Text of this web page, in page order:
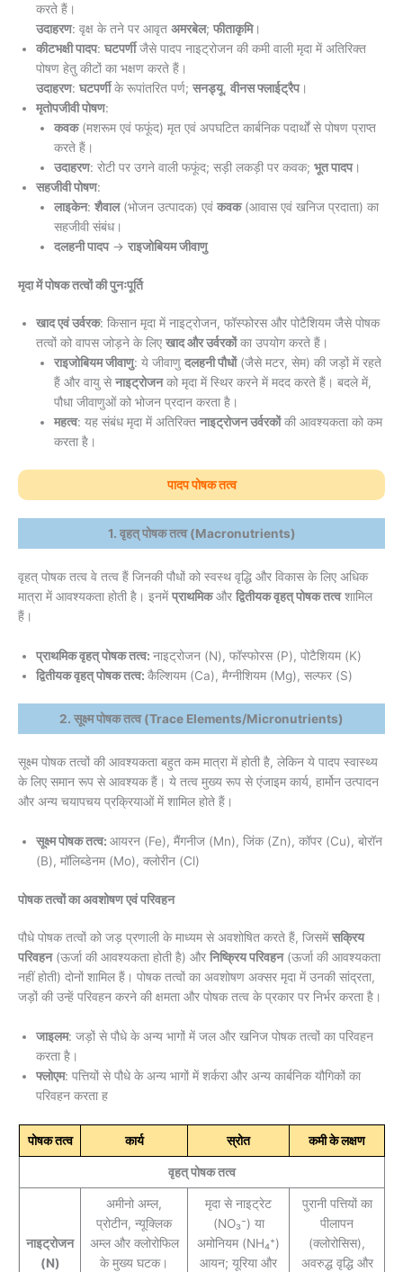
करते हैं।
उदाहरण: वृक्ष के तने पर आवृत अमरबेल; फीताकृमि।
कीटभक्षी पादप: घटपर्णीजैसे पादप नाइट्रोजन की कमी वाली मृदा में अतिरिक्त
पोषण हेतु कीटों का भक्षण करते हैं।
उदाहरण: घटपर्णीके रूपांतरित पर्ण; सनड्यू, वीनस फ्लाईट्रैप।
मृतोपजीवी पोषण:
कवक(मशरूम एवं फफूंद) मृत एवं अपघटित कार्बनिक पदार्थों से पोषण प्राप्त
करते हैं।
उदाहरण: रोटी पर उगने वाली फफूंद; सड़ी लकड़ी पर कवक; भूत पादप।
सहजीवी पोषण:
लाइकेन: शैवाल(भोजन उत्पादक) एवं कवक(आवास एवं खनिज प्रदाता) का
सहजीवी संबंध।
दलहनी पादप→ राइजोबियम जीवाणु
मृदा में पोषक तत्वों की पुनःपूर्ति
खाद एवं उर्वरक: किसान मृदा में नाइट्रोजन, फॉस्फोरस और पोटैशियम जैसे पोषक
तत्वों को वापस जोड़ने के लिए खाद और उर्वरकोंका उपयोग करते हैं।
राइजोबियम जीवाणु: ये जीवाणु दलहनी पौधों(जैसे मटर, सेम) की जड़ों में रहते
हैं और वायु सेनाइट्रोजनको मृदा में स्थिर करने में मदद करते हैं। बदले में,
पौधा जीवाणुओं को भोजन प्रदान करता है।
महत्व: यह संबंध मृदा में अतिरिक्त नाइट्रोजन उर्वरकोंकी आवश्यकता को कम
करता है।
पादप पोषक तत्व
1. वृहत् पोषक तत्व (Macronutrients)
वृहत् पोषक तत्व वे तत्व हैं जिनकी पौधों को स्वस्थ वृद्धि और विकास के लिए अधिक
मात्रा में आवश्यकता होती है। इनमेंप्राथमिकऔर द्वितीयक वृहत् पोषक तत्वशामिल
हैं।
प्राथमिक वृहत् पोषक तत्व: नाइट्रोजन (N), फॉस्फोरस (P), पोटैशियम (K)
द्वितीयक वृहत् पोषक तत्व: कैल्शियम (Ca), मैग्नीशियम (Mg), सल्फर (S)
2. सूक्ष्म पोषक तत्व (Trace Elements/Micronutrients)
सूक्ष्म पोषक तत्वों की आवश्यकता बहुत कम मात्रा में होती है, लेकिन ये पादप स्वास्थ्य
के लिए समान रूप से आवश्यक हैं। ये तत्व मुख्य रूप से एंजाइम कार्य, हार्मोन उत्पादन
और अन्य चयापचय प्रक्रियाओं में शामिल होते हैं।
सूक्ष्म पोषक तत्व: आयरन (Fe), मैंगनीज (Mn), जिंक (Zn), कॉपर (Cu), बोरॉन
(B), मॉलिब्डेनम (Mo), क्लोरीन (Cl)
पोषक तत्वों का अवशोषण एवं परिवहन
पौधे पोषक तत्वों को जड़ प्रणाली के माध्यम से अवशोषित करते हैं, जिसमेंसक्रिय
परिवहन(ऊर्जा की आवश्यकता होती है) और निष्क्रिय परिवहन(ऊर्जा की आवश्यकता
नहीं होती) दोनों शामिल हैं। पोषक तत्वों का अवशोषण अक्सर मृदा में उनकी सांद्रता,
जड़ों की उन्हें परिवहन करने की क्षमता और पोषक तत्व के प्रकार पर निर्भर करता है।
जाइलम: जड़ों से पौधे के अन्य भागों में जल और खनिज पोषक तत्वों का परिवहन
करता है।
फ्लोएम: पत्तियों से पौधे के अन्य भागों में शर्करा और अन्य कार्बनिक यौगिकों का
परिवहन करता ह
पोषक तत्व कार्य स्रोत कमी के लक्षण
वृहत् पोषक तत्व
नाइट्रोजन
(N)
अमीनो अम्ल,
प्रोटीन, न्यूक्लिक
अम्ल और क्लोरोफिल
के मुख्य घटक।
मृदा से नाइट्रेट
(NO₃⁻) या
अमोनियम (NH₄⁺)
आयन; यूरिया और
पुरानी पत्तियों का
पीलापन
(क्लोरोसिस),
अवरुद्ध वृद्धि और